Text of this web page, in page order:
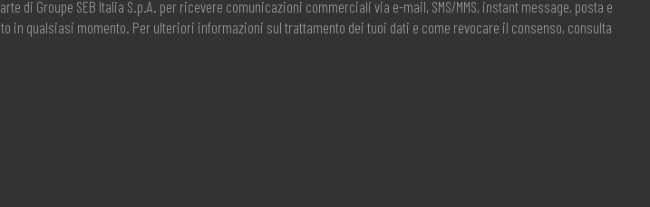
di Groupe SEB Italia S.p.A. per ricevere comunicazioni commerciali via e-mail, SMS/MMS, instant message, posta e
in qualsiasi momento. Per ulteriori informazioni sul trattamento dei tuoi dati e come revocare il consenso, consulta